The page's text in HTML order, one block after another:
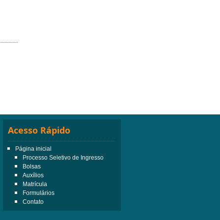
Acesso Rápido
Página inicial
Processo Seletivo de Ingresso
Bolsas
Auxílios
Matrícula
Formulários
Contato